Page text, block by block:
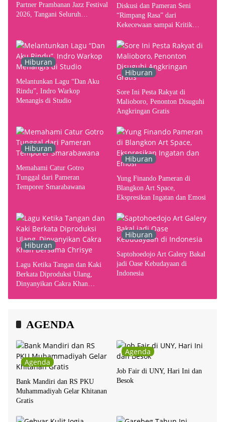
Partner Prambanan Jazz Festival
2026, Tangani Seluruh
Diskusi dan Pameran Seni
“Rimpang Rasa” dari
Kekecewaan sampai Kritik
Pusat Pergerakan Seni Rupa
Indonesia
Hiburan
Melantunkan Lagu “Dan Aku
Rindu”, Indro Warkop
Menangis di Studio
Hiburan
Sore Ini Pesta Rakyat di
Malioboro, Penonton Disuguhi
Angkringan Gratis
Hiburan
Memahami Catur Gotro
Tunggal dari Pameran
Temporer Smarabawana
Hiburan
Yung Finando Pameran di
Blangkon Art Space,
Ekspresikan Ingatan dan Emosi
Hiburan
Lagu Ketika Tangan dan Kaki
Berkata Diproduksi Ulang,
Dinyanyikan Cakra Khan
Hiburan
Saptohoedojo Art Galery Bakal
jadi Oase Kebudayaan di
Indonesia
AGENDA
Agenda
Bank Mandiri dan RS PKU
Muhammadiyah Gelar Khitanan
Gratis
Agenda
Job Fair di UNY, Hari Ini dan
Besok